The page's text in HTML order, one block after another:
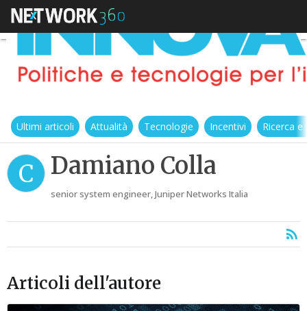
Ultimi articoli Attualità Tecnologie Incentivi Ricerca
C Damiano Colla
senior system engineer, Juniper Networks Italia
Articoli dell'autore